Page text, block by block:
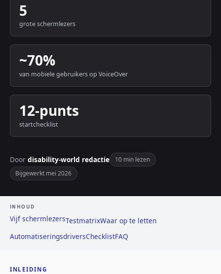
5
grote schermlezers
~70%
van mobiele gebruikers op VoiceOver
12-punts
startchecklist
Door disability-world redactie
10 min lezen
Bijgewerkt mei 2026
INHOUD
Vijf schermlezersTestmatrixWaar op te letten
AutomatiseringsdriversChecklistFAQ
INLEIDING